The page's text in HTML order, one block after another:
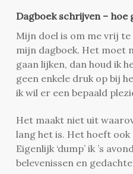
Dagboek schrijven – hoe
Mijn doel is om me vrij
mijn dagboek. Het moet
gaan lijken, dan houd ik
geen enkele druk op bij
ik wil er een bepaald
Het maakt niet uit
lang het is. Het hoeft
Eigenlijk ‘dump’ ik ’s
belevenissen en